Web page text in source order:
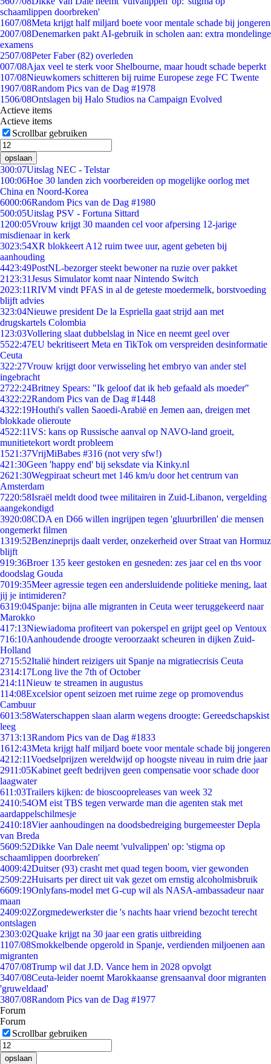
schaamlippen doorbreken'
1607/08Meta krijgt half miljard boete voor mentale schade bij jongeren
2007/08Denemarken pakt AI-gebruik in scholen aan: extra mondelinge
examens
2507/08Peter Faber (82) overleden
007/08Ajax veel te sterk voor Shelbourne, maar houdt schade beperkt
107/08Nieuwkomers schitteren bij ruime Europese zege FC Twente
1907/08Random Pics van de Dag #1978
1506/08Ontslagen bij Halo Studios na Campaign Evolved
Actieve items
Actieve items
Scrollbar gebruiken
opslaan
300:07Uitslag NEC - Telstar
100:06Hoe 30 landen zich voorbereiden op mogelijke oorlog met
China en Noord-Korea
6000:06Random Pics van de Dag #1980
500:05Uitslag PSV - Fortuna Sittard
1200:05Vrouw krijgt 30 maanden cel voor afpersing 12-jarige
misdienaar in kerk
3023:54XR blokkeert A12 ruim twee uur, agent gebeten bij
aanhouding
4423:49PostNL-bezorger steekt bewoner na ruzie over pakket
21 23:31Jesus Simulator komt naar Nintendo Switch
2023:11RIVM vindt PFAS in al de geteste moedermelk, borstvoeding
blijft advies
323:04Nieuwe president De la Espriella gaat strijd aan met
drugskartels Colombia
1 23:03Vollering slaat dubbelslag in Nice en neemt geel over
5522:47EU bekritiseert Meta en TikTok om verspreiden desinformatie
Ceuta
322:27Vrouw krijgt door verwisseling het embryo van ander stel
ingebracht
2722:24Britney Spears: "Ik geloof dat ik heb gefaald als moeder"
4322:22Random Pics van de Dag #1448
4322:19Houthi's vallen Saoedi-Arabië en Jemen aan, dreigen met
blokkade olieroute
4522:11VS: kans op Russische aanval op NAVO-land groeit,
munitietekort wordt probleem
1521:37VrijMiBabes #316 (not very sfw!)
421:30Geen 'happy end' bij seksdate via Kinky.nl
2621:30Wegpiraat scheurt met 146 km/u door het centrum van
Amsterdam
7220:58Israël meldt dood twee militairen in Zuid-Libanon, vergelding
aangekondigd
3920:08CDA en D66 willen ingrijpen tegen 'gluurbrillen' die mensen
ongemerkt filmen
1319:52Benzineprijs daalt verder, onzekerheid over Straat van Hormuz
blijft
919:36Broer 135 keer gestoken en gesneden: zes jaar cel en tbs voor
doodslag Gouda
7019:35Meer agressie tegen een andersluidende politieke mening, laat
jij je intimideren?
6319:04Spanje: bijna alle migranten in Ceuta weer teruggekeerd naar
Marokko
417:13Niewiadoma profiteert van pokerspel en grijpt geel op Ventoux
716:10Aanhoudende droogte veroorzaakt scheuren in dijken Zuid-
Holland
2715:52Italië hindert reizigers uit Spanje na migratiecrisis Ceuta
2314:17Long live the 7th of October
214:11Nieuw te streamen in augustus
114:08Excelsior opent seizoen met ruime zege op promovendus
Cambuur
6013:58Waterschappen slaan alarm wegens droogte: Gereedschapskist
leeg
3713:13Random Pics van de Dag #1833
1612:43Meta krijgt half miljard boete voor mentale schade bij jongeren
4212:11Voedselprijzen wereldwijd op hoogste niveau in ruim drie jaar
2911:05Kabinet geeft bedrijven geen compensatie voor schade door
laagwater
611:03Trailers kijken: de bioscoopreleases van week 32
2410:54OM eist TBS tegen verwarde man die agenten stak met
aardappelschilmesje
2410:18Vier aanhoudingen na doodsbedreiging burgemeester Depla
van Breda
5609:52Dikke Van Dale neemt 'vulvalippen' op: 'stigma op
schaamlippen doorbreken'
4009:42Duitser (93) crasht met quad tegen boom, vier gewonden
2509:22Huisarts per direct uit vak gezet om ernstig alcoholmisbruik
6609:19Onlyfans-model met G-cup wil als NASA-ambassadeur naar
maan
2409:02Zorgmedewerkster die 's nachts haar vriend bezocht terecht
ontslagen
2303:02Quake krijgt na 30 jaar een gratis uitbreiding
1107/08Smokkelbende opgerold in Spanje, verdienden miljoenen aan
migranten
4707/08Trump wil dat J.D. Vance hem in 2028 opvolgt
3407/08Ceuta-leider noemt Marokkaanse grensaanval door migranten
'gruweldaad'
3807/08Random Pics van de Dag #1977
Forum
Forum
Scrollbar gebruiken
opslaan